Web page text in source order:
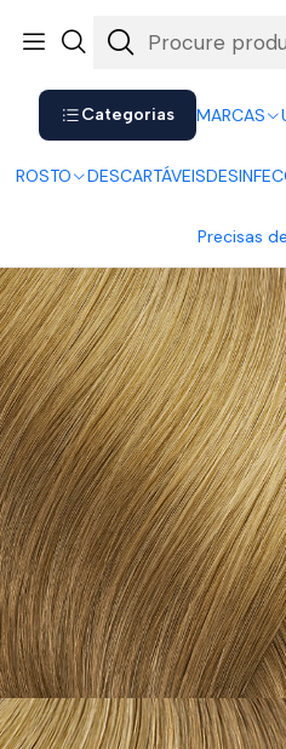
Categorias MARCAS
ROSTO DESCARTÁVEIS
Precisas
Shop now. Pay later